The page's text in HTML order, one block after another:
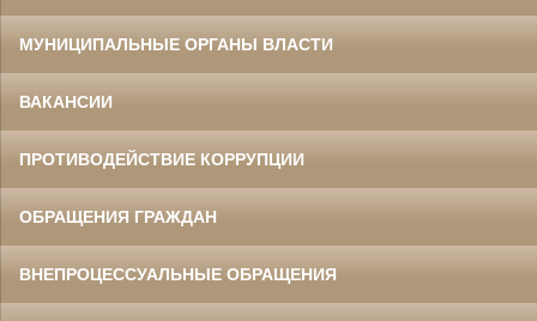
МУНИЦИПАЛЬНЫЕ ОРГАНЫ ВЛАСТИ
ВАКАНСИИ
ПРОТИВОДЕЙСТВИЕ КОРРУПЦИИ
ОБРАЩЕНИЯ ГРАЖДАН
ВНЕПРОЦЕССУАЛЬНЫЕ ОБРАЩЕНИЯ